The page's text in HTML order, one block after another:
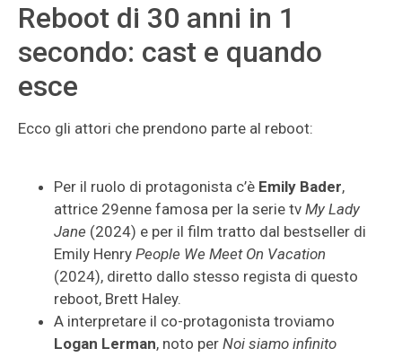
Reboot di 30 anni in 1
secondo: cast e quando
esce
Ecco gli attori che prendono parte al reboot:
Per il ruolo di protagonista c’è Emily Bader,
attrice 29enne famosa per la serie tv My Lady
Jane (2024) e per il film tratto dal bestseller di
Emily Henry People We Meet On Vacation
(2024), diretto dallo stesso regista di questo
reboot, Brett Haley.
A interpretare il co-protagonista troviamo
Logan Lerman, noto per Noi siamo infinito